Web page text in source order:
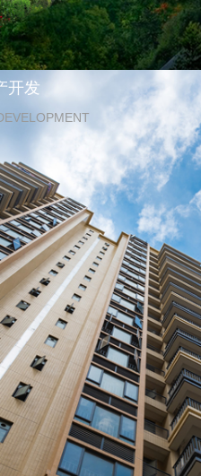
开发